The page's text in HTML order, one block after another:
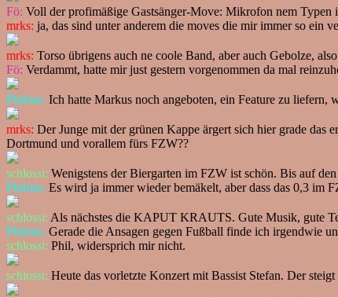
Fö: Voll der profimäßige Gastsänger-Move: Mikrofon nem Typen
mrks: ja, das sind unter anderem die moves die mir immer so ein
mrks: Torso übrigens auch ne coole Band, aber auch Gebolze,
Fö: Verdammt, hatte mir just gestern vorgenommen da mal
Philriss: Ich hatte Markus noch angeboten, ein Feature zu liefern,
mrks: Der Junge mit der grünen Kappe ärgert sich hier grade das
Dortmund und vorallem fürs FZW??
schlossi: Wenigstens der Biergarten im FZW ist schön. Bis auf
Philriss: Es wird ja immer wieder bemäkelt, aber dass das 0,3 im
schlossi: Als nächstes die KAPUT KRAUTS. Gute Musik, gute
Philriss: Gerade die Ansagen gegen Fußball finde ich irgendwie
schlossi: Phil, widersprich mir nicht.
schlossi: Heute das vorletzte Konzert mit Bassist Stefan. Der